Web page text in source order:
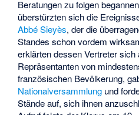
Beratungen zu folgen
überstürzten sich die
Abbé Sieyès, der die
Standes schon vordem
erklärten dessen Vertreter
Repräsentanten von
französischen Bevölkerung,
Nationalversammlung und
Stände auf, sich ihnen